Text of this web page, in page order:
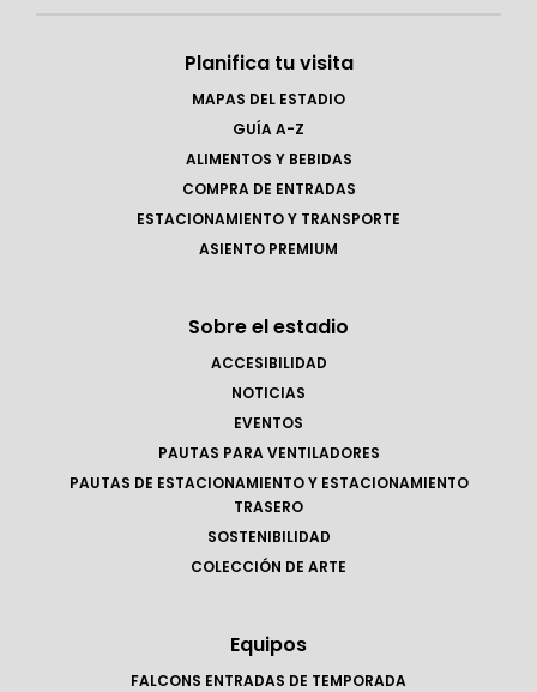
Planifica tu visita
MAPAS DEL ESTADIO
GUÍA A-Z
ALIMENTOS Y BEBIDAS
COMPRA DE ENTRADAS
ESTACIONAMIENTO Y TRANSPORTE
ASIENTO PREMIUM
Sobre el estadio
ACCESIBILIDAD
NOTICIAS
EVENTOS
PAUTAS PARA VENTILADORES
PAUTAS DE ESTACIONAMIENTO Y ESTACIONAMIENTO
TRASERO
SOSTENIBILIDAD
COLECCIÓN DE ARTE
Equipos
FALCONS ENTRADAS DE TEMPORADA